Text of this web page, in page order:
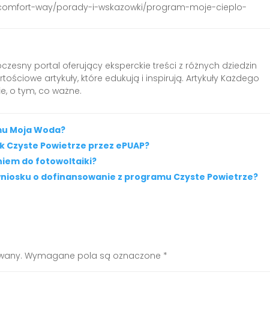
way/porady-i-wskazowki/program-moje-cieplo-
portal oferujący eksperckie treści z różnych dziedzin
artykuły, które edukują i inspirują. Artykuły Każdego
o tym, co ważne.
Moja Woda?
Powietrze przez ePUAP?
do fotowoltaiki?
o dofinansowanie z programu Czyste Powietrze?
Wymagane pola są oznaczone *